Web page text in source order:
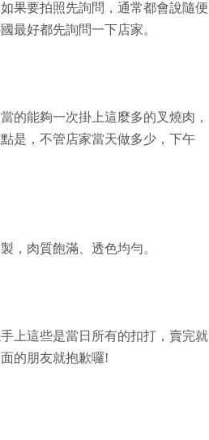
果要拍照先詢問，通常都會說隨便
最好都先詢問一下店家。
的能夠一次掛上這麼多的叉燒肉，
是，不管店家當天做多少，下午
，肉質飽滿、透色均勻。
上這些是當日所有的扣打，賣完就
的朋友就抱歉囉!